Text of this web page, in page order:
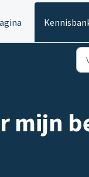
mijn